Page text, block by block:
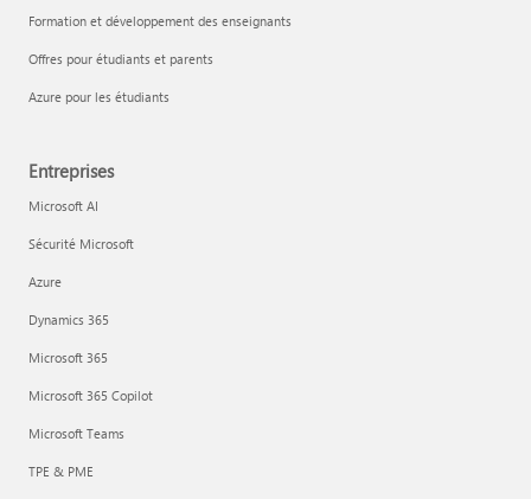
Formation et développement des enseignants
Offres pour étudiants et parents
Azure pour les étudiants
Entreprises
Microsoft AI
Sécurité Microsoft
Azure
Dynamics 365
Microsoft 365
Microsoft 365 Copilot
Microsoft Teams
TPE & PME